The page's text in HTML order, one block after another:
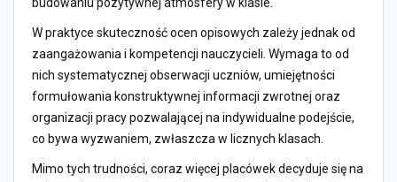
budowaniu pozytywnej atmosfery w klasie.
W praktyce skuteczność ocen opisowych zależy jednak od
zaangażowania i kompetencji nauczycieli. Wymaga to od
nich systematycznej obserwacji uczniów, umiejętności
formułowania konstruktywnej informacji zwrotnej oraz
organizacji pracy pozwalającej na indywidualne podejście,
co bywa wyzwaniem, zwłaszcza w licznych klasach.
Mimo tych trudności, coraz więcej placówek decyduje się na